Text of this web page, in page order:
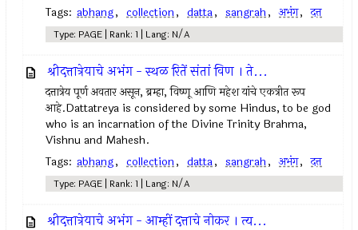
Tags: abhang, collection, datta, sangrah, अभंग, दत्त
Type: PAGE | Rank: 1 | Lang: N/A
श्रीदत्तात्रेयाचे अभंग - स्थळ रितें संतां विण । ते...
दत्तात्रेय पूर्ण अवतार असून, ब्रम्हा, विष्णू आणि महेश यांचे एकत्रीत रूप
आहे.Dattatreya is considered by some Hindus, to be god
who is an incarnation of the Divine Trinity Brahma,
Vishnu and Mahesh.
Tags: abhang, collection, datta, sangrah, अभंग, दत्त
Type: PAGE | Rank: 1 | Lang: N/A
श्रीदत्तात्रेयाचे अभंग - आम्हीं दत्ताचे नोकर । त्य...